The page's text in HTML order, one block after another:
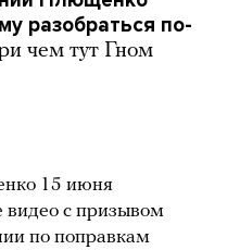
разобраться по-
чем тут Гном
15 июня
видео с призывом
по поправкам